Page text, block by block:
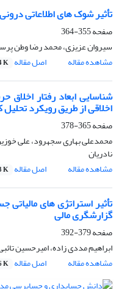
تأثیر شوک های اطلاعاتی
صفحه355-364
سیروان عزیزی، محمد رضا وطن
مشاهده مقاله
اصل مقاله K
شناسایی ابعاد رفتار اخلاق
اخلاقی از طریق رویکرد تحلیل
صفحه365-378
محمدعلی بهاری سجهرود، علی
نادریان
مشاهده مقاله
اصل مقاله K
تأثیر استراتژی های مالیاتی
گزارشگری مالی
صفحه379-392
ابراهیم مددی زاده، امیرحسین
مشاهده مقاله
اصل مقاله K